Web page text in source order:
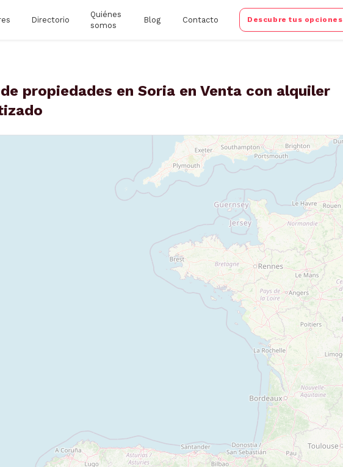
Directorio
Quiénes
somos
Blog Contacto Descubre tus opciones
propiedades en Soria en Venta con alquiler